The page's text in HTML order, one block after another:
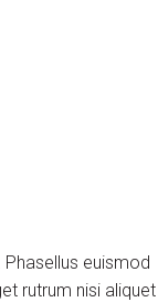
euismod
rutrum nisi aliquet